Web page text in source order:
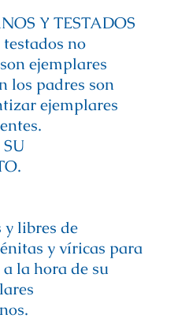
Y TESTADOS
no
ejemplares
los padres son
ejemplares
y libres de
y víricas para
la hora de su